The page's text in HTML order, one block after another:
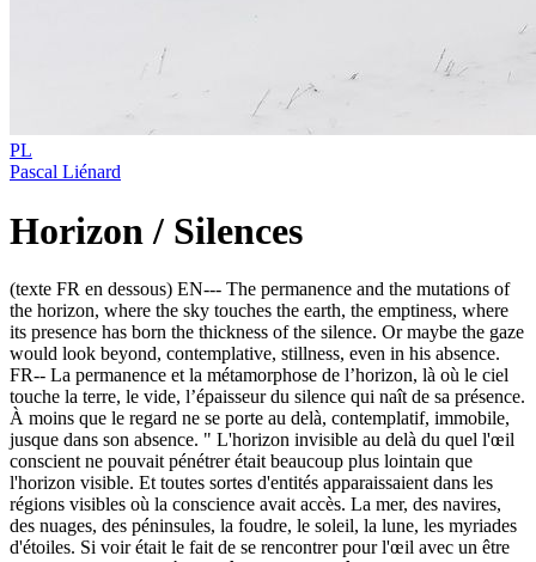
PL
Pascal Liénard
Horizon / Silences
(texte FR en dessous) EN--- The permanence and the mutations of
the horizon, where the sky touches the earth, the emptiness, where
its presence has born the thickness of the silence. Or maybe the gaze
would look beyond, contemplative, stillness, even in his absence.
FR-- La permanence et la métamorphose de l’horizon, là où le ciel
touche la terre, le vide, l’épaisseur du silence qui naît de sa présence.
À moins que le regard ne se porte au delà, contemplatif, immobile,
jusque dans son absence. " L'horizon invisible au delà du quel l'œil
conscient ne pouvait pénétrer était beaucoup plus lointain que
l'horizon visible. Et toutes sortes d'entités apparaissaient dans les
régions visibles où la conscience avait accès. La mer, des navires,
des nuages, des péninsules, la foudre, le soleil, la lune, les myriades
d'étoiles. Si voir était le fait de se rencontrer pour l'œil avec un être